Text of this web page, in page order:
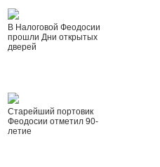
В Налоговой Феодосии
прошли Дни открытых
дверей
Старейший портовик
Феодосии отметил 90-
летие